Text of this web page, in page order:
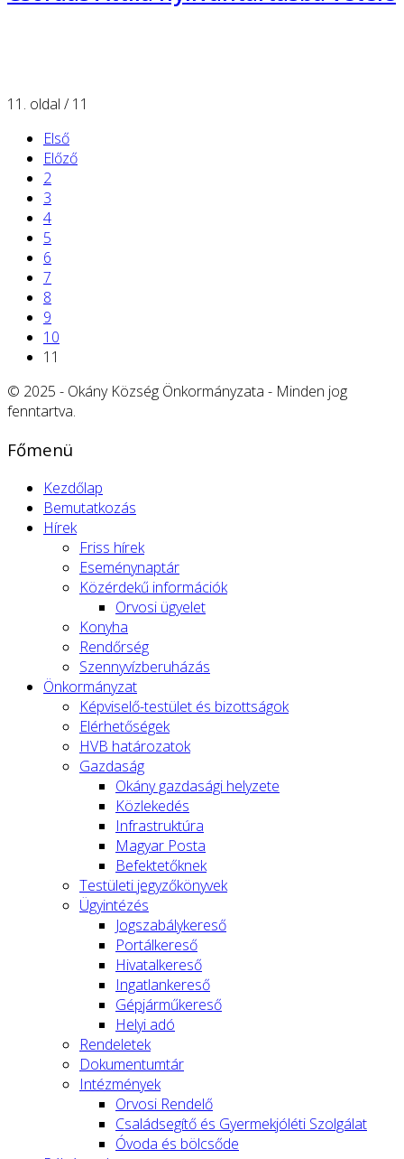
11. oldal / 11
Első
Előző
2
3
4
5
6
7
8
9
10
11
© 2025 - Okány Község Önkormányzata - Minden jog
fenntartva.
Főmenü
Kezdőlap
Bemutatkozás
Hírek
Friss hírek
Eseménynaptár
Közérdekű információk
Orvosi ügyelet
Konyha
Rendőrség
Szennyvízberuházás
Önkormányzat
Képviselő-testület és bizottságok
Elérhetőségek
HVB határozatok
Gazdaság
Okány gazdasági helyzete
Közlekedés
Infrastruktúra
Magyar Posta
Befektetőknek
Testületi jegyzőkönyvek
Ügyintézés
Jogszabálykereső
Portálkereső
Hivatalkereső
Ingatlankereső
Gépjárműkereső
Helyi adó
Rendeletek
Dokumentumtár
Intézmények
Orvosi Rendelő
Családsegítő és Gyermekjóléti Szolgálat
Óvoda és bölcsőde